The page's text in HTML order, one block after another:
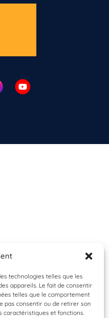
technologies telles que les
appareils. Le fait de consentir
telles que le comportement
pas consentir ou de retirer son
caractéristiques et fonctions.